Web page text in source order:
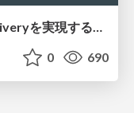
マルチクラウドでContinuous Deliveryを実現するSpinnakerについて / Introduction of Spinnaker
0 690